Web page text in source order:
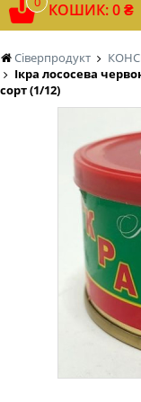
Сіверпродукт
Ікра лососева
сорт (1/12)
КОШИК: 0 ₴